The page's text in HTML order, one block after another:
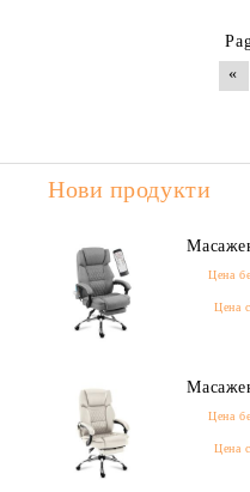
«
Нови продукти
Цена
Цена
Цена
Цена